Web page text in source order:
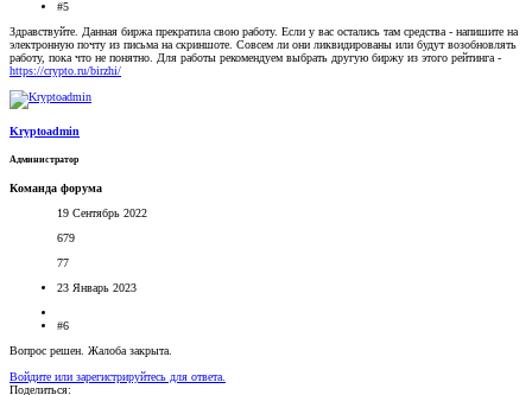
#5
Здравствуйте. Данная биржа прекратила свою работу. Если у вас остались там средства - напишите на
электронную почту из письма на скриншоте. Совсем ли они ликвидированы или будут возобновлять
работу, пока что не понятно. Для работы рекомендуем выбрать другую биржу из этого рейтинга -
https://crypto.ru/birzhi/
Kryptoadmin
Администратор
Команда форума
19 Сентябрь 2022
679
77
23 Январь 2023
#6
Вопрос решен. Жалоба закрыта.
Войдите или зарегистрируйтесь для ответа.
Поделиться: